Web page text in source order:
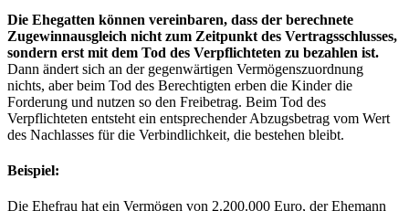
Die Ehegatten können vereinbaren, dass der berechnete
Zugewinnausgleich nicht zum Zeitpunkt des Vertragsschlusses,
sondern erst mit dem Tod des Verpflichteten zu bezahlen ist.
Dann ändert sich an der gegenwärtigen Vermögenszuordnung
nichts, aber beim Tod des Berechtigten erben die Kinder die
Forderung und nutzen so den Freibetrag. Beim Tod des
Verpflichteten entsteht ein entsprechender Abzugsbetrag vom Wert
des Nachlasses für die Verbindlichkeit, die bestehen bleibt.
Beispiel:
Die Ehefrau hat ein Vermögen von 2.200.000 Euro, der Ehemann